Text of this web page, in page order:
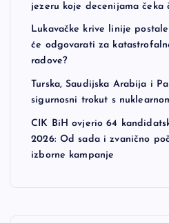
jezeru koje decenijama čeka
Lukavačke krive linije
će odgovarati za
radove?
Turska, Saudijska Arabija i
sigurnosni trokut s
CIK BiH ovjerio 64
2026: Od sada i zvanično
izborne kampanje